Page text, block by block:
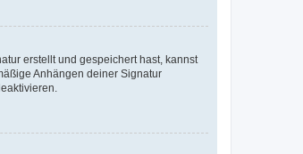
erstellt und gespeichert hast, kannst
Anhängen deiner Signatur